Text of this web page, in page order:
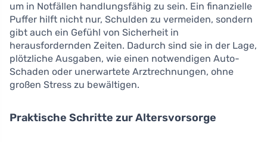
um in Notfällen handlungsfähig zu sein. Ein finanzielle
Puffer hilft nicht nur, Schulden zu vermeiden, sondern
gibt auch ein Gefühl von Sicherheit in
herausfordernden Zeiten. Dadurch sind sie in der Lage,
plötzliche Ausgaben, wie einen notwendigen Auto-
Schaden oder unerwartete Arztrechnungen, ohne
großen Stress zu bewältigen.
Praktische Schritte zur Altersvorsorge